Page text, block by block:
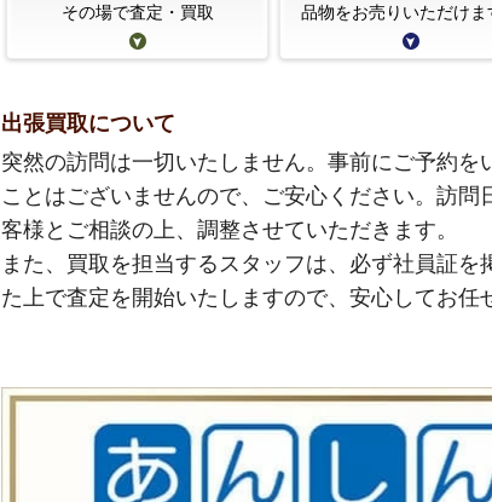
その場で査定・買取
品物をお売りいただけま
出張買取について
突然の訪問は一切いたしません。事前にご予約を
ことはございませんので、ご安心ください。訪問
客様とご相談の上、調整させていただきます。
また、買取を担当するスタッフは、必ず社員証を
た上で査定を開始いたしますので、安心してお任